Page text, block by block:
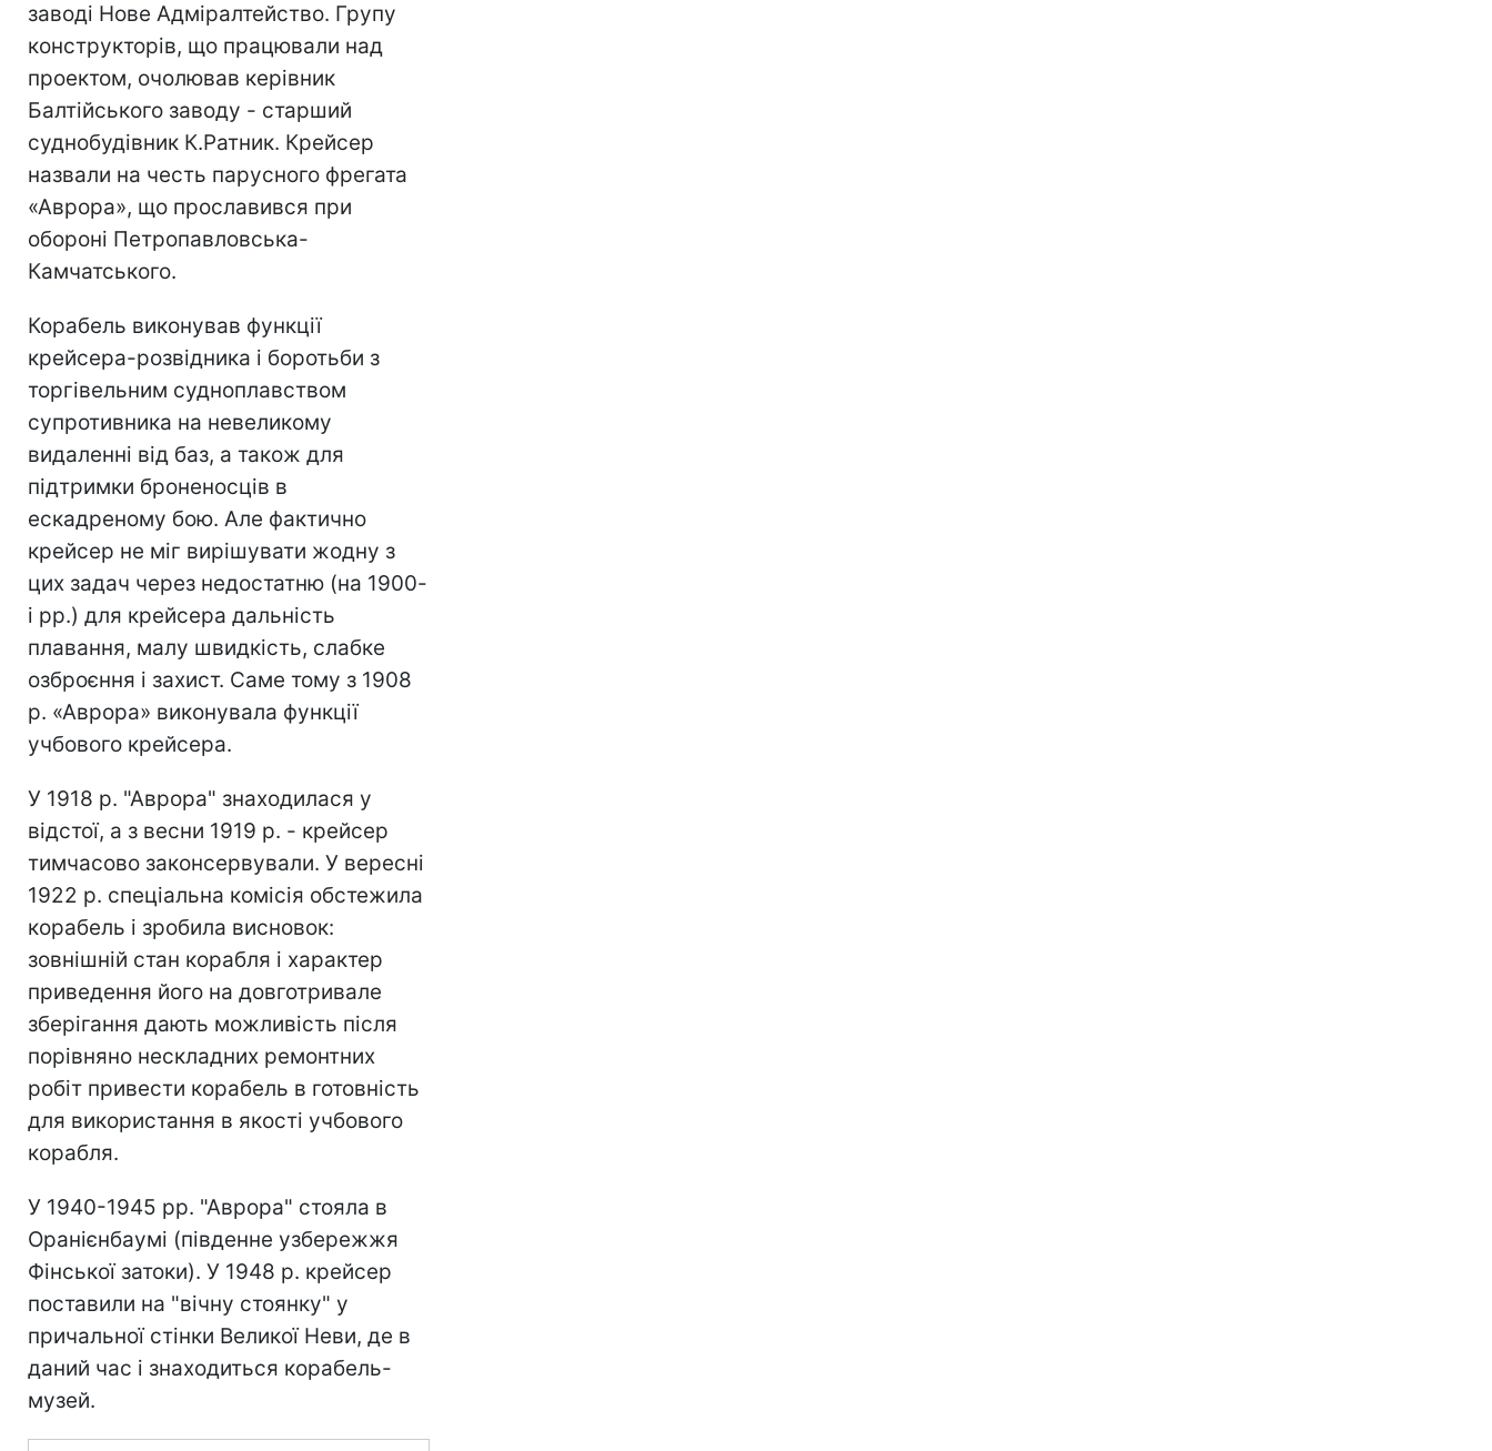
заводі Нове Адміралтейство. Групу
конструкторів, що працювали над
проектом, очолював керівник
Балтійського заводу - старший
суднобудівник К.Ратник. Крейсер
назвали на честь парусного фрегата
«Аврора», що прославився при
обороні Петропавловська-
Камчатського.
Корабель виконував функції
крейсера-розвідника і боротьби з
торгівельним судноплавством
супротивника на невеликому
видаленні від баз, а також для
підтримки броненосців в
ескадреному бою. Але фактично
крейсер не міг вирішувати жодну з
цих задач через недостатню (на 1900-
і рр.) для крейсера дальність
плавання, малу швидкість, слабке
озброєння і захист. Саме тому з 1908
р. «Аврора» виконувала функції
учбового крейсера.
У 1918 р. "Аврора" знаходилася у
відстої, а з весни 1919 р. - крейсер
тимчасово законсервували. У вересні
1922 р. спеціальна комісія обстежила
корабель і зробила висновок:
зовнішній стан корабля і характер
приведення його на довготривале
зберігання дають можливість після
порівняно нескладних ремонтних
робіт привести корабель в готовність
для використання в якості учбового
корабля.
У 1940-1945 рр. "Аврора" стояла в
Оранієнбаумі (південне узбережжя
Фінської затоки). У 1948 р. крейсер
поставили на "вічну стоянку" у
причальної стінки Великої Неви, де в
даний час і знаходиться корабель-
музей.